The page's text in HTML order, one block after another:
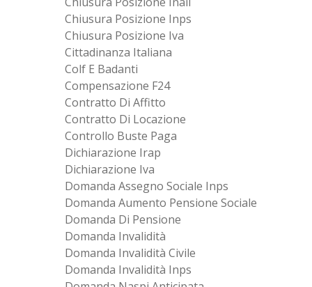
Chiusura Posizione Inps
Chiusura Posizione Iva
Cittadinanza Italiana
Colf E Badanti
Compensazione F24
Contratto Di Affitto
Contratto Di Locazione
Controllo Buste Paga
Dichiarazione Irap
Dichiarazione Iva
Domanda Assegno Sociale Inps
Domanda Aumento Pensione Sociale
Domanda Di Pensione
Domanda Invalidità
Domanda Invalidità Civile
Domanda Invalidità Inps